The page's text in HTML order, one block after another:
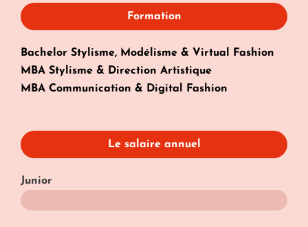
Formation
Bachelor Stylisme, Modélisme & Virtual Fashion
MBA Stylisme & Direction Artistique
MBA Communication & Digital Fashion
Le salaire annuel
Junior